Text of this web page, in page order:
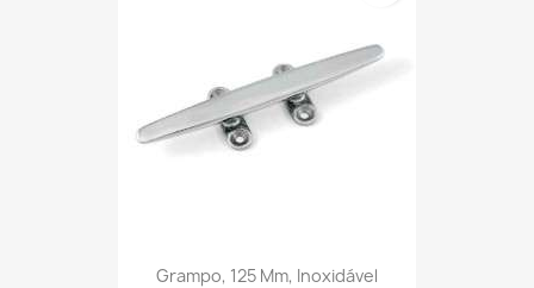
Grampo, 125 Mm, Inoxidável